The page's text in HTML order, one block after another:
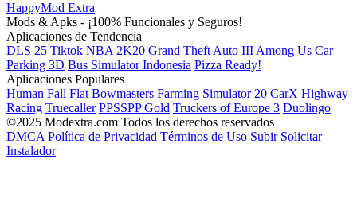
HappyMod Extra
Mods & Apks - ¡100% Funcionales y Seguros!
Aplicaciones de Tendencia
DLS 25 Tiktok NBA 2K20 Grand Theft Auto III Among Us Car
Parking 3D Bus Simulator Indonesia Pizza Ready!
Aplicaciones Populares
Human Fall Flat Bowmasters Farming Simulator 20 CarX Highway
Racing Truecaller PPSSPP Gold Truckers of Europe 3 Duolingo
©2025 Modextra.com Todos los derechos reservados
DMCA Política de Privacidad Términos de Uso Subir Solicitar
Instalador